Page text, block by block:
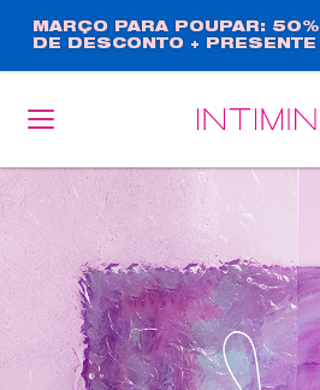
para
o
conteúdo
principal
MARÇO PARA POUPAR: 50%
DE DESCONTO + PRESENTE